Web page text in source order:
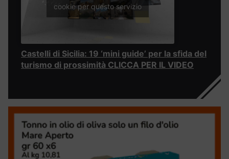
cookie per questo servizio
Castelli di Sicilia: 19 ‘mini guide’ per la sfida del
turismo di prossimità CLICCA PER IL VIDEO